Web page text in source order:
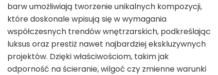
barw umożliwiają tworzenie unikalnych kompozycji,
które doskonale wpisują się w wymagania
współczesnych trendów wnętrzarskich, podkreślając
luksus oraz prestiż nawet najbardziej ekskluzywnych
projektów. Dzięki właściwościom, takim jak
odporność na ścieranie, wilgoć czy zmienne warunki